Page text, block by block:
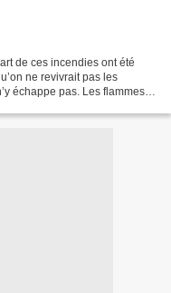
de ces incendies ont été
ne revivrait pas les
échappe pas. Les flammes